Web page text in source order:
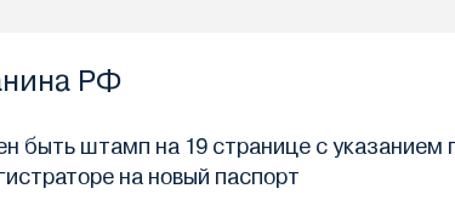
РФ
быть штамп на 19 странице с
на новый паспорт